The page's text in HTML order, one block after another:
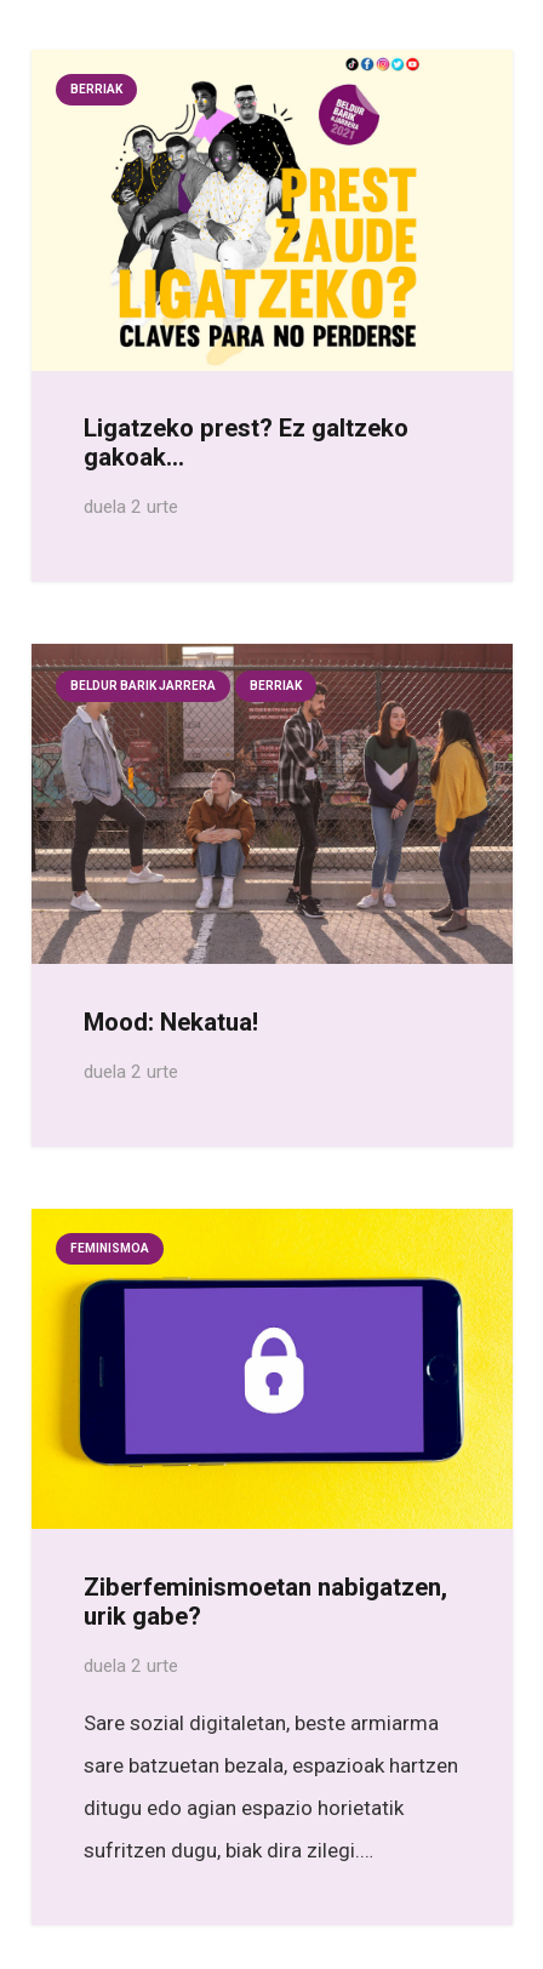
BERRIAK
Ligatzeko prest? Ez galtzeko
gakoak…
duela 2 urte
BELDUR BARIK JARRERA BERRIAK
Mood: Nekatua!
duela 2 urte
FEMINISMOA
Ziberfeminismoetan nabigatzen,
urik gabe?
duela 2 urte
Sare sozial digitaletan, beste armiarma
sare batzuetan bezala, espazioak hartzen
ditugu edo agian espazio horietatik
sufritzen dugu, biak dira zilegi.…